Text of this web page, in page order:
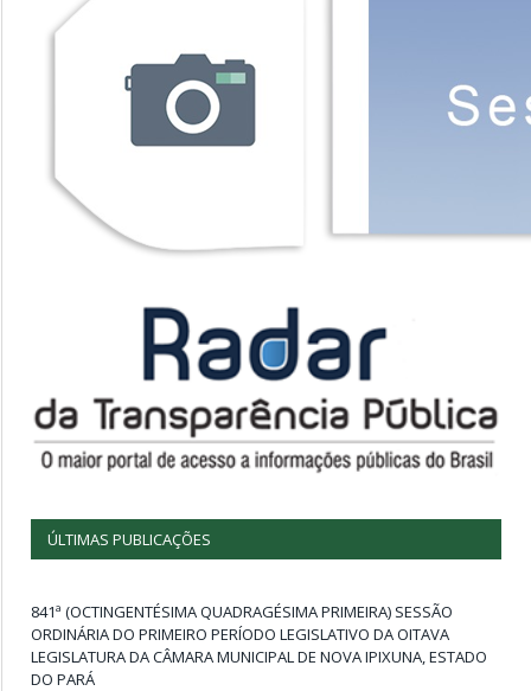
ÚLTIMAS PUBLICAÇÕES
841ª (OCTINGENTÉSIMA QUADRAGÉSIMA PRIMEIRA) SESSÃO
ORDINÁRIA DO PRIMEIRO PERÍODO LEGISLATIVO DA OITAVA
LEGISLATURA DA CÂMARA MUNICIPAL DE NOVA IPIXUNA, ESTADO
DO PARÁ